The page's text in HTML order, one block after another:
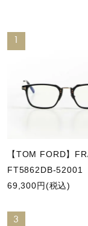
1
【TOM FORD】
FT5862DB-52001
69,300円(税込)
3